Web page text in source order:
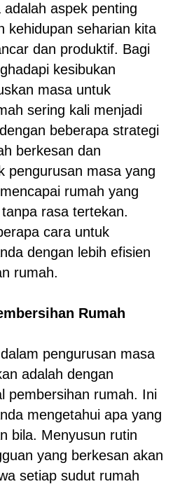
aspek penting
kehidupan seharian kita
dan produktif. Bagi
kesibukan
masa untuk
sering kali menjadi
beberapa strategi
berkesan dan
pengurusan masa yang
rumah yang
rasa tertekan.
cara untuk
dengan lebih efisien
rumah.
Rumah
pengurusan masa
adalah dengan
pembersihan rumah. Ini
mengetahui apa yang
bila. Menyusun rutin
yang berkesan akan
setiap sudut rumah